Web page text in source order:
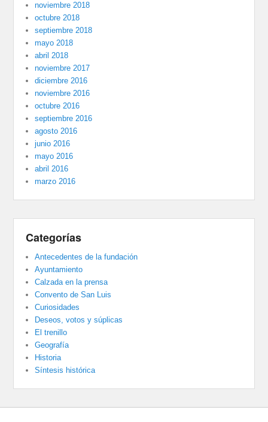
noviembre 2018
octubre 2018
septiembre 2018
mayo 2018
abril 2018
noviembre 2017
diciembre 2016
noviembre 2016
octubre 2016
septiembre 2016
agosto 2016
junio 2016
mayo 2016
abril 2016
marzo 2016
Categorías
Antecedentes de la fundación
Ayuntamiento
Calzada en la prensa
Convento de San Luis
Curiosidades
Deseos, votos y súplicas
El trenillo
Geografía
Historia
Síntesis histórica